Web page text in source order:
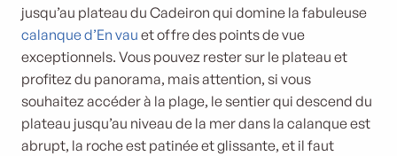
jusqu’au plateau du Cadeiron qui domine la fabuleuse
calanque d’En vau et offre des points de vue
exceptionnels. Vous pouvez rester sur le plateau et
profitez du panorama, mais attention, si vous
souhaitez accéder à la plage, le sentier qui descend du
plateau jusqu’au niveau de la mer dans la calanque est
abrupt, la roche est patinée et glissante, et il faut